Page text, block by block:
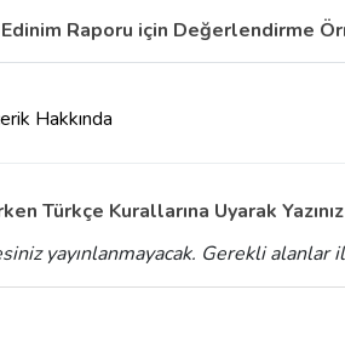
Raporu için Değerlendirme
Hakkında
Türkçe Kurallarına Uyarak
yayınlanmayacak. Gerekli alanlar